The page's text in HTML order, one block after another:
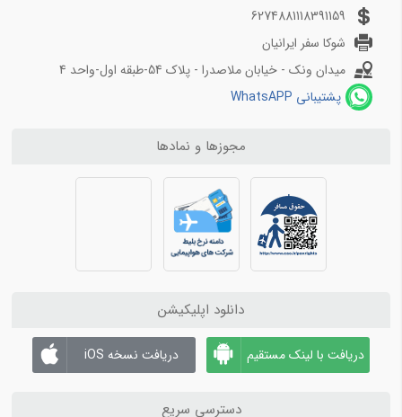
بلیط هواپیما اصفهان به تهران
بلیط هواپیما اصفهان به مشهد
بلیط هواپیما شیراز به تهران
بلیط هواپیما شیراز به مشهد
6274881118391159
شوکا سفر ایرانیان
میدان ونک - خیابان ملاصدرا - پلاک 54-طبقه اول-واحد 4
پشتیبانی WhatsAPP
مجوزها و نمادها
دانلود اپلیکیشن
دریافت با لینک مستقیم دریافت نسخه iOS
دسترسی سریع